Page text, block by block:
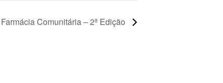
Comunitária – 2ª Edição